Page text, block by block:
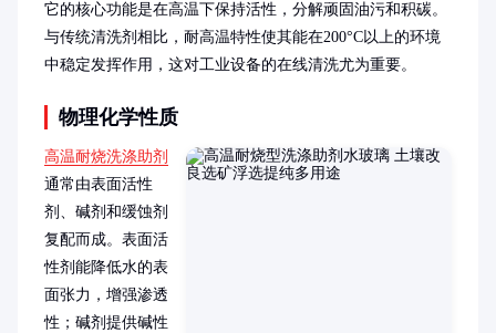
它的核心功能是在高温下保持活性，分解顽固油污和积碳。
与传统清洗剂相比，耐高温特性使其能在200°C以上的环境
中稳定发挥作用，这对工业设备的在线清洗尤为重要。
物理化学性质
高温耐烧洗涤助剂
通常由表面活性
剂、碱剂和缓蚀剂
复配而成。表面活
性剂能降低水的表
面张力，增强渗透
性；碱剂提供碱性